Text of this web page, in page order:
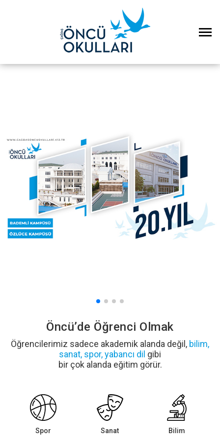
Öncü’de Öğrenci Olmak
Öğrencilerimiz sadece akademik alanda değil, bilim,
sanat, spor, yabancı dil gibi
bir çok alanda eğitim görür.
Spor Sanat Bilim